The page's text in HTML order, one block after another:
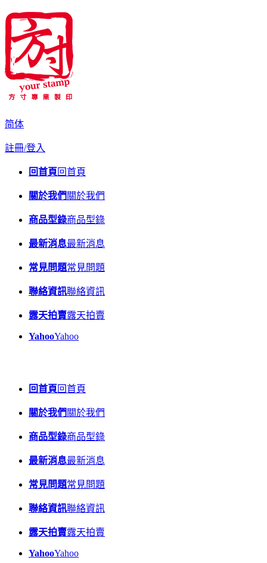
简体
註冊/登入
回首頁回首頁
關於我們 關於我們
商品型錄商品型錄
最新消息最新消息
常見問題常見問題
聯絡資訊聯絡資訊
露天拍賣露天拍賣
YahooYahoo
回首頁回首頁
關於我們 關於我們
商品型錄商品型錄
最新消息最新消息
常見問題常見問題
聯絡資訊聯絡資訊
露天拍賣露天拍賣
YahooYahoo